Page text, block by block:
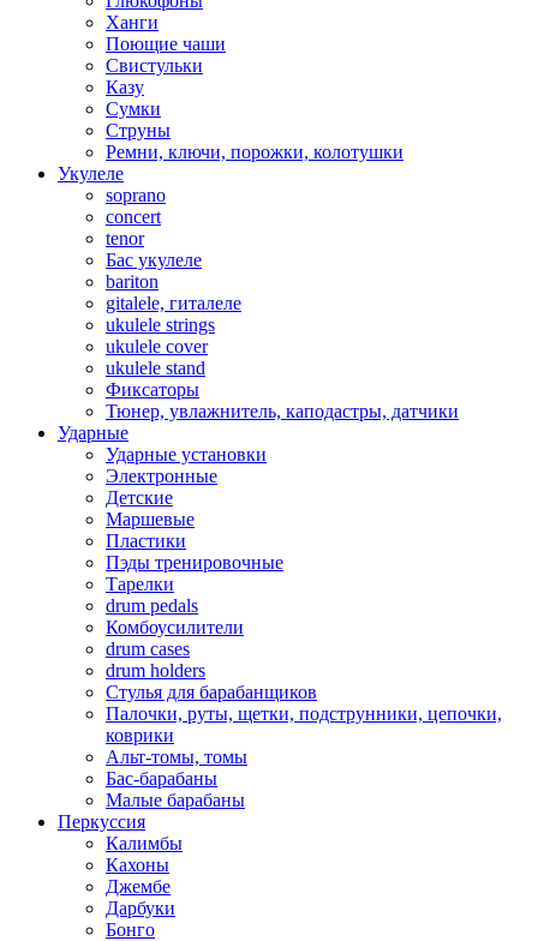
Ханги
Поющие чаши
Свистульки
Казу
Сумки
Струны
Ремни, ключи, порожки, колотушки
Укулеле
soprano
concert
tenor
Бас укулеле
bariton
gitalele, гиталеле
ukulele strings
ukulele cover
ukulele stand
Фиксаторы
Тюнер, увлажнитель, каподастры, датчики
Ударные
Ударные установки
Электронные
Детские
Маршевые
Пластики
Пэды тренировочные
Тарелки
drum pedals
Комбоусилители
drum cases
drum holders
Стулья для барабанщиков
Палочки, руты, щетки, подструнники, цепочки,
коврики
Альт-томы, томы
Бас-барабаны
Малые барабаны
Перкуссия
Калимбы
Кахоны
Джембе
Дарбуки
Бонго